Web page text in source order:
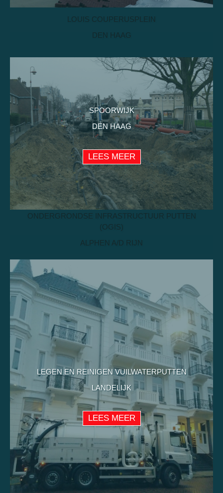
LOUIS COUPERUSPLEIN
DEN HAAG
LEES MEER
SPOORWIJK
DEN HAAG
LEES MEER
ONDERGRONDSE INFRASTRUCTUUR PUTTEN
(OGIS)
ALPHEN A/D RIJN
LEGEN EN REINIGEN VUILWATERPUTTEN
LANDELIJK
LEES MEER